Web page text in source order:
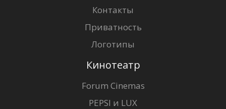
Контакты
Приватность
Логотипы
Кинотеатр
Forum Cinemas
PEPSI и LUX